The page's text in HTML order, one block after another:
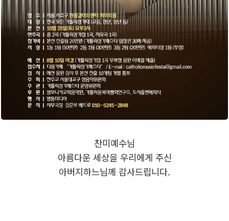
찬미예수님
아름다운 세상을 우리에게 주신
아버지하느님께 감사드립니다.